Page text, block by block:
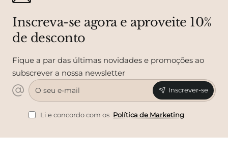
Inscreva-se agora e aproveite 10%
de desconto
Fique a par das últimas novidades e promoções ao
subscrever a nossa newsletter
O
seu
e-
mail
Inscrever-se
Li e concordo com os Política de Marketing